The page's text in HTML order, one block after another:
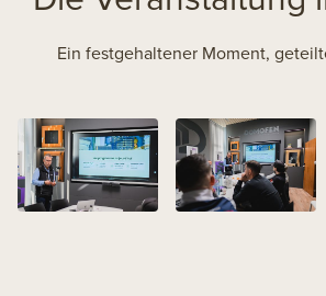
Ein festgehaltener Moment,